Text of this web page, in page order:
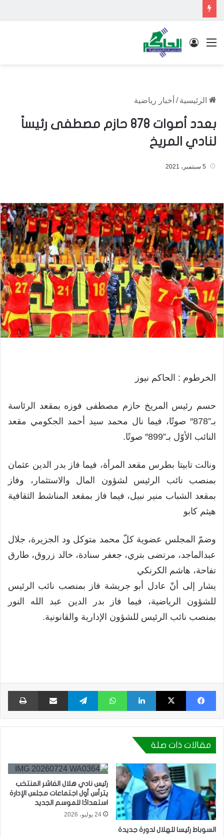
القائمة تسجيل الدخول
الرئيسية / أخبار رياضية
بعدد أصوات 878 حازم مصطفى رئيساً
لنادي المريخ
5 سبتمبر، 2021
الخرطوم : الحاكم نيوز
حسم رئيس المريخ حازم مصطفى فوزه بمقعد الرئاسة
بـ”878″ صوتًا، فيما نال محمد سيد أحمد الجكومي مقعد
النائب الأوّل بـ”899″ صوتًا.
ونالت تابيتا بطرس مقعد المرأة، فيما فاز بدر الدين عثمان
بمنصب نائب الرئيس لشؤون المال والاستثمار، وفاز
بمقعد الشباب منير نبيل، فيما فاز بمقعد المناشط الثقافية
هيثم كابو
وضمّ المجلس عضوية كلّ محمد متوكل ود الجزيرة، جلال
عبدالماجد، مرتضى بتري، جعفر سنادة، خالد زروق، طارق
تفاحة، هاشم الكرنكي
يشار إلى أنّ عادل أبو جريشة فاز بمنصب نائب الرئيس
للشؤون الرياضية، فيما فاز بدر الدين عبد الله النور
بمنصب نائب الرئيس للشؤون الإدارية والقانونية.
فيسبوك X لينكدإن واتساب تيلقرام مشاركة عبر البريد
مقالات ذات صلة
السوباط رئيسا للهلال لدورة جديدة
رئيس نادي هلال الفاشر المنتخب
يترأس أول اجتماعات مجلس الإدارة
استعدادًا للموسم الجديد
24 يوليو، 2026